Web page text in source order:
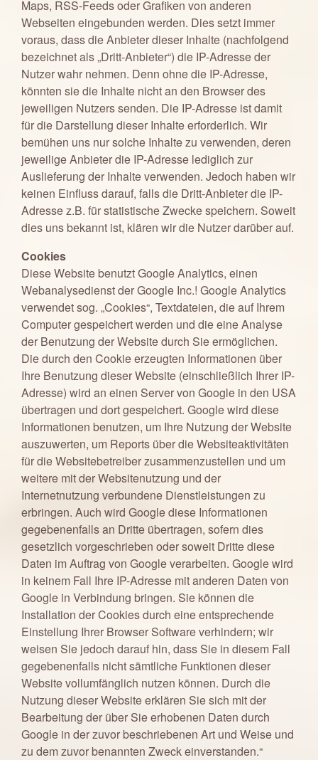
Maps, RSS-Feeds oder Grafiken von anderen
Webseiten eingebunden werden. Dies setzt immer
voraus, dass die Anbieter dieser Inhalte (nachfolgend
bezeichnet als „Dritt-Anbieter“) die IP-Adresse der
Nutzer wahr nehmen. Denn ohne die IP-Adresse,
könnten sie die Inhalte nicht an den Browser des
jeweiligen Nutzers senden. Die IP-Adresse ist damit
für die Darstellung dieser Inhalte erforderlich. Wir
bemühen uns nur solche Inhalte zu verwenden, deren
jeweilige Anbieter die IP-Adresse lediglich zur
Auslieferung der Inhalte verwenden. Jedoch haben wir
keinen Einfluss darauf, falls die Dritt-Anbieter die IP-
Adresse z.B. für statistische Zwecke speichern. Soweit
dies uns bekannt ist, klären wir die Nutzer darüber auf.
Cookies
Diese Website benutzt Google Analytics, einen
Webanalysedienst der Google Inc.! Google Analytics
verwendet sog. „Cookies“, Textdateien, die auf Ihrem
Computer gespeichert werden und die eine Analyse
der Benutzung der Website durch Sie ermöglichen.
Die durch den Cookie erzeugten Informationen über
Ihre Benutzung dieser Website (einschließlich Ihrer IP-
Adresse) wird an einen Server von Google in den USA
übertragen und dort gespeichert. Google wird diese
Informationen benutzen, um Ihre Nutzung der Website
auszuwerten, um Reports über die Websiteaktivitäten
für die Websitebetreiber zusammenzustellen und um
weitere mit der Websitenutzung und der
Internetnutzung verbundene Dienstleistungen zu
erbringen. Auch wird Google diese Informationen
gegebenenfalls an Dritte übertragen, sofern dies
gesetzlich vorgeschrieben oder soweit Dritte diese
Daten im Auftrag von Google verarbeiten. Google wird
in keinem Fall Ihre IP-Adresse mit anderen Daten von
Google in Verbindung bringen. Sie können die
Installation der Cookies durch eine entsprechende
Einstellung Ihrer Browser Software verhindern; wir
weisen Sie jedoch darauf hin, dass Sie in diesem Fall
gegebenenfalls nicht sämtliche Funktionen dieser
Website vollumfänglich nutzen können. Durch die
Nutzung dieser Website erklären Sie sich mit der
Bearbeitung der über Sie erhobenen Daten durch
Google in der zuvor beschriebenen Art und Weise und
zu dem zuvor benannten Zweck einverstanden.“